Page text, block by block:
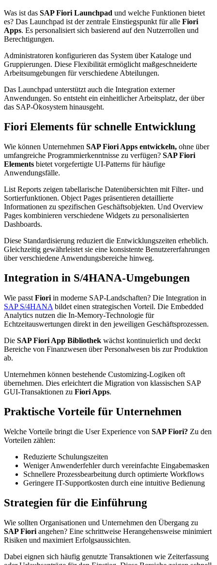
Was ist das SAP Fiori Launchpad und welche Funktionen bietet
es? Das Launchpad ist der zentrale Einstiegspunkt für alle Fiori
Apps. Es personalisiert sich basierend auf den Nutzerrollen und
Berechtigungen.
Administratoren konfigurieren das System über Kataloge und
Gruppierungen. Diese Flexibilität ermöglicht maßgeschneiderte
Arbeitsumgebungen für verschiedene Abteilungen.
Das Launchpad unterstützt auch die Integration externer
Anwendungen. So entsteht ein einheitlicher Arbeitsplatz, der über
das SAP-Ökosystem hinausgeht.
Fiori Elements für schnelle Entwicklung
Wie können Unternehmen SAP Fiori Apps entwickeln, ohne über
umfangreiche Programmierkenntnisse zu verfügen? SAP Fiori
Elements bietet vorgefertigte UI-Patterns für häufige
Anwendungsfälle.
List Reports zeigen tabellarische Datenübersichten mit Filter- und
Sortierfunktionen. Object Pages präsentieren detaillierte
Informationen zu spezifischen Geschäftsobjekten. Und Overview
Pages kombinieren verschiedene Widgets zu personalisierten
Dashboards.
Diese Standardisierung reduziert die Entwicklungszeiten erheblich.
Gleichzeitig gewährleistet sie eine konsistente Benutzererfahrungen
über verschiedene Anwendungsbereiche hinweg.
Integration in S/4HANA-Umgebungen
Wie passt Fiori in moderne SAP-Landschaften? Die Integration in
SAP S/4HANA bildet einen strategischen Vorteil. Die Embedded
Analytics nutzen die In-Memory-Technologie für
Echtzeitauswertungen direkt in den jeweiligen Geschäftsprozessen.
Die SAP Fiori App Bibliothek wächst kontinuierlich und deckt
Bereiche von Finanzwesen über Personalwesen bis zur Produktion
ab.
Unternehmen können bestehende Customizing-Logiken oft
übernehmen. Dies erleichtert die Migration von klassischen SAP
GUI-Transaktionen zu Fiori Apps.
Praktische Vorteile für Unternehmen
Welche Vorteile bringt die User Experience von SAP Fiori? Zu den
Vorteilen zählen:
Reduzierte Schulungszeiten
Weniger Anwenderfehler durch vereinfachte Eingabemasken
Schnellere Prozessbearbeitung durch optimierte Workflows
Geringere IT-Supportkosten durch eine intuitive Bedienung
Strategien für die Einführung
Wie sollten Organisationen und Unternehmen den Übergang zu
SAP Fiori angehen? Eine schrittweise Herangehensweise minimiert
Risiken und maximiert Erfolgsaussichten.
Dabei eignen sich häufig genutzte Transaktionen wie Zeiterfassung